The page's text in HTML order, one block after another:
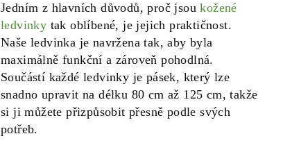
Jedním z hlavních důvodů, proč jsoukožené
ledvinky tak oblíbené, je jejich praktičnost.
Naše ledvinka je navržena tak, aby byla
maximálně funkční a zároveň pohodlná.
Součástí každé ledvinky je pásek, který lze
snadno upravit na délku 80 cm až 125 cm, takže
si ji můžete přizpůsobit přesně podle svých
potřeb.